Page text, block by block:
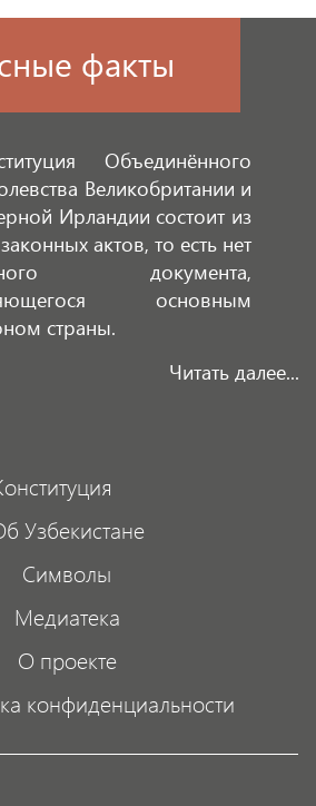
факты
Объединённого
Великобритании и
Ирландии состоит из
актов, то есть нет
документа,
основным
страны.
Читать далее...
Узбекистане
Символы
Медиатека
О проекте
конфиденциальности